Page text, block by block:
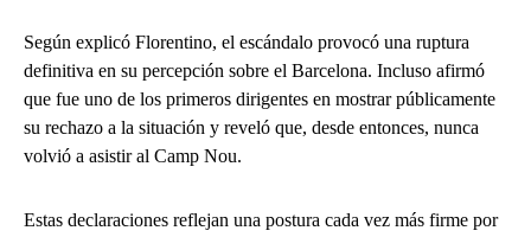
Según explicó Florentino, el escándalo provocó una ruptura
definitiva en su percepción sobre el Barcelona. Incluso afirmó
que fue uno de los primeros dirigentes en mostrar públicamente
su rechazo a la situación y reveló que, desde entonces, nunca
volvió a asistir al Camp Nou.
Estas declaraciones reflejan una postura cada vez más firme por